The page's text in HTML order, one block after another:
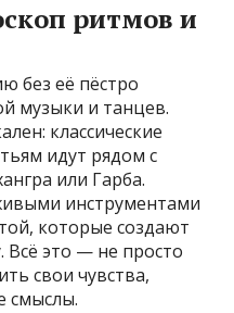
ритмов и
без её пёстро
музыки и танцев.
классические
идут рядом с
или Гарба.
инструментами
которые создают
это — не просто
свои чувства,
смыслы.